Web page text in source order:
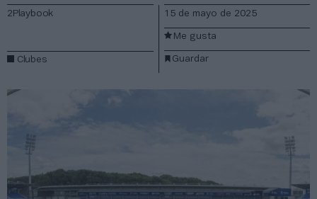
2Playbook
Clubes
15 de mayo de 2025
Guardar
Me gusta